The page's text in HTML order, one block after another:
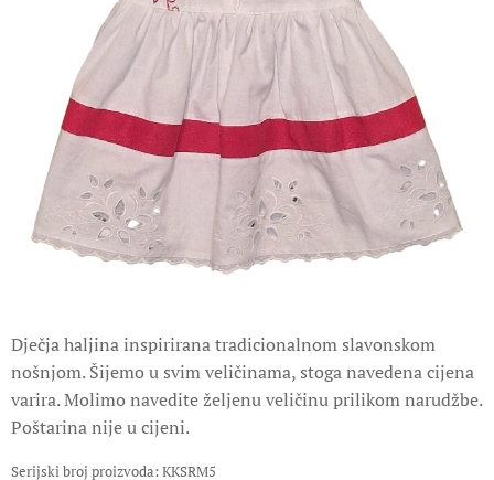
Dječja haljina inspirirana tradicionalnom slavonskom
nošnjom. Šijemo u svim veličinama, stoga navedena cijena
varira. Molimo navedite željenu veličinu prilikom narudžbe.
Poštarina nije u cijeni.
Serijski broj proizvoda: KKSRM5